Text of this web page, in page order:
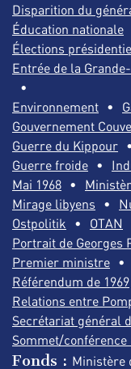
Disparition du
Éducation nationale
Élections
Entrée de la
Environnement
Gouvernement
Guerre du Kippour
Guerre froide
Mai 1968
Mirage libyens
Ostpolitik
OTAN
Portrait de Georges
Premier ministre
Référendum de 1969
Relations entre
Secrétariat général
Sommet/conférence
Fonds : Ministère